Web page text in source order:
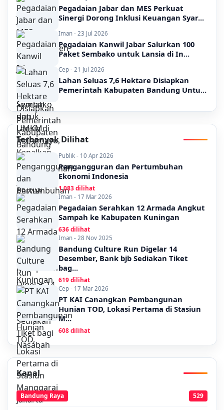
Pegadaian Jabar dan MES Perkuat
Sinergi Dorong Inklusi Keuangan Syar...
Iman - 23 Jul 2026
Pegadaian Kanwil Jabar Salurkan 100
Paket Sembako untuk Lansia di In...
Cep - 21 Jul 2026
Lahan Seluas 7,6 Hektare Disiapkan
Pemerintah Kabupaten Bandung Untu...
Terbanyak Dilihat
Publik - 10 Apr 2026
Pengangguran dan Pertumbuhan
Ekonomi Indonesia
1,083 dilihat
Iman - 17 Mar 2026
Pegadaian Serahkan 12 Armada Angkut
Sampah ke Kabupaten Kuningan
636 dilihat
Iman - 28 Nov 2025
Bandung Culture Run Digelar 14
Desember, Bank bjb Sediakan Tiket
bag...
619 dilihat
Cep - 17 Mar 2026
PT KAI Canangkan Pembangunan
Hunian TOD, Lokasi Pertama di Stasiun
M...
608 dilihat
Kanal
Bandung Raya 529